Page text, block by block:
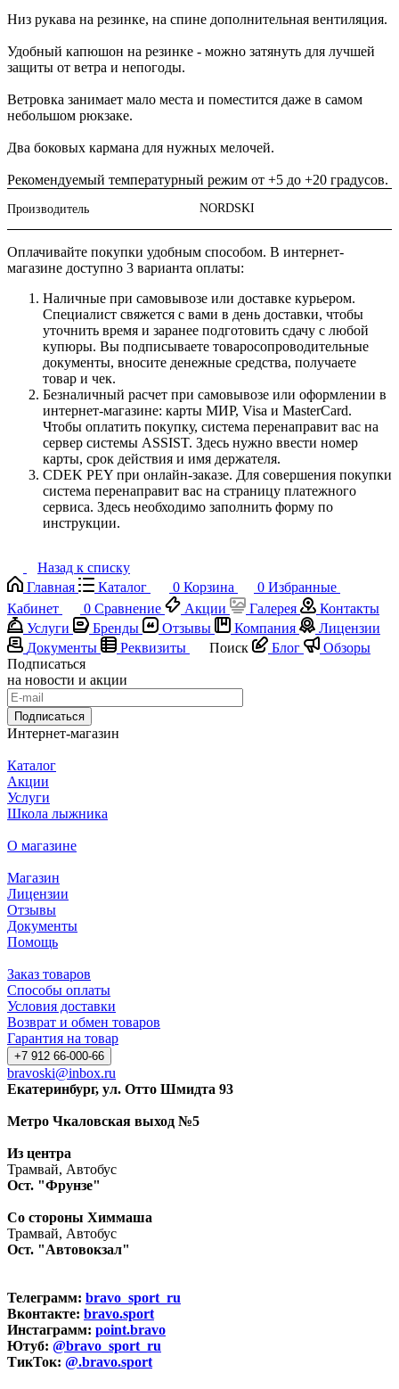
Низ рукава на резинке, на спине дополнительная вентиляция.
Удобный капюшон на резинке - можно затянуть для лучшей
защиты от ветра и непогоды.
Ветровка занимает мало места и поместится даже в самом
небольшом рюкзаке.
Два боковых кармана для нужных мелочей.
Рекомендуемый температурный режим от +5 до +20 градусов.
Производитель NORDSKI
Оплачивайте покупки удобным способом. В интернет-
магазине доступно 3 варианта оплаты:
Наличные при самовывозе или доставке курьером.
Специалист свяжется с вами в день доставки, чтобы
уточнить время и заранее подготовить сдачу с любой
купюры. Вы подписываете товаросопроводительные
документы, вносите денежные средства, получаете
товар и чек.
Безналичный расчет при самовывозе или оформлении в
интернет-магазине: карты МИР, Visa и MasterCard.
Чтобы оплатить покупку, система перенаправит вас на
сервер системы ASSIST. Здесь нужно ввести номер
карты, срок действия и имя держателя.
CDEK PEY при онлайн-заказе. Для совершения покупки
система перенаправит вас на страницу платежного
сервиса. Здесь необходимо заполнить форму по
инструкции.
Назад к списку
Главная
Каталог 0 Корзина 0 Избранные
Кабинет
0 Сравнение Акции Галерея
Контакты
Услуги
Бренды Отзывы Компания
Лицензии
Документы
Реквизиты Поиск Блог
Обзоры
Подписаться
на новости и акции
Подписаться
Интернет-магазин
Каталог
Акции
Услуги
Школа лыжника
О магазине
Магазин
Лицензии
Отзывы
Документы
Помощь
Заказ товаров
Способы оплаты
Условия доставки
Возврат и обмен товаров
Гарантия на товар
+7 912 66-000-66
bravoski@inbox.ru
Екатеринбург, ул. Отто Шмидта 93
Метро Чкаловская выход №5
Из центра
Трамвай, Автобус
Ост. "Фрунзе"
Со стороны Химмаша
Трамвай, Автобус
Ост. "Автовокзал"
Телеграмм: bravo_sport_ru
Вконтакте: bravo.sport
Инстаграмм: point.bravo
Ютуб: @bravo_sport_ru
ТикТок: @.bravo.sport